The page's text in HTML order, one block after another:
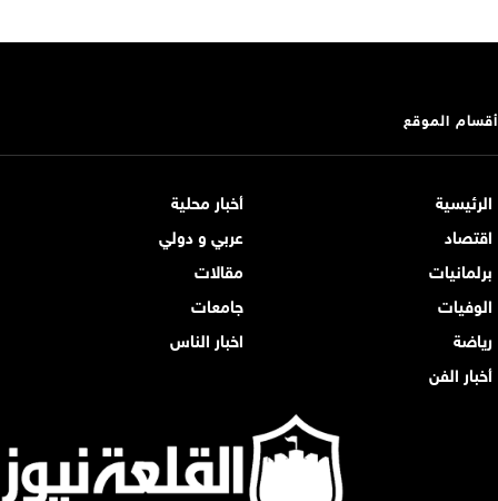
أقسام الموقع
الرئيسية
أخبار محلية
اقتصاد
عربي و دولي
برلمانيات
مقالات
الوفيات
جامعات
رياضة
اخبار الناس
أخبار الفن